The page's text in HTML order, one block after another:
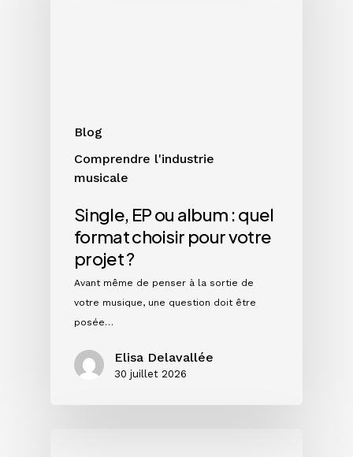
Blog
Comprendre l'industrie
musicale
projet
Single, EP ou album : quel
format choisir pour votre
projet ?
Avant même de penser à la sortie de
votre musique, une question doit être
posée…
Elisa Delavallée
30 juillet 2026